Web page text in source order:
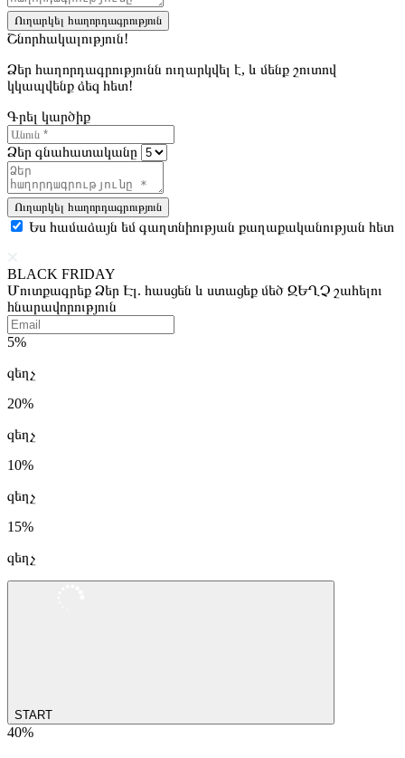
Ուղարկել հաղորդագրություն
Շնորհակալություն!
Ձեր հաղորդագրությունն ուղարկվել է, և մենք շուտով
կկապվենք ձեզ հետ!
Գրել կարծիք
Ձեր գնահատականը
Ուղարկել հաղորդագրություն
Ես համաձայն եմ գաղտնիության քաղաքականության հետ
BLACK FRIDAY
Մուտքագրեք Ձեր Էլ. հասցեն և ստացեք մեծ ԶԵՂՉ շահելու
հնարավորություն
5%
զեղչ
20%
զեղչ
10%
զեղչ
15%
զեղչ
START
40%